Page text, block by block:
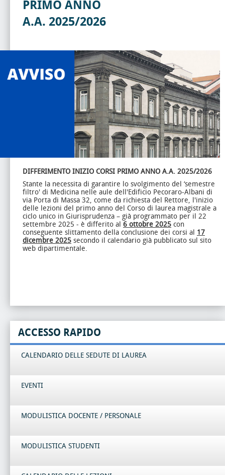
PRIMO ANNO
A.A. 2025/2026
DIFFERIMENTO INIZIO CORSI PRIMO ANNO A.A. 2025/2026
Stante la necessita di garantire lo svolgimento del ‘semestre
filtro' di Medicina nelle aule dell'Edificio Pecoraro-Albani di
via Porta di Massa 32, come da richiesta del Rettore, l'inizio
delle lezioni del primo anno del Corso di laurea magistrale a
ciclo unico in Giurisprudenza – già programmato per il 22
settembre 2025 - è differito al 6 ottobre 2025 con
conseguente slittamento della conclusione dei corsi al 17
dicembre 2025 secondo il calendario già pubblicato sul sito
web dipartimentale.
ACCESSO RAPIDO
CALENDARIO DELLE SEDUTE DI LAUREA
EVENTI
MODULISTICA DOCENTE / PERSONALE
MODULISTICA STUDENTI